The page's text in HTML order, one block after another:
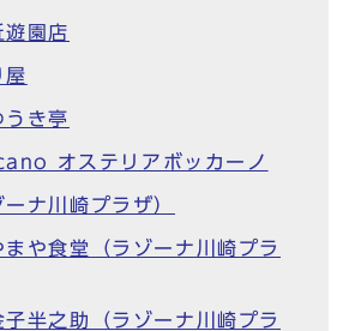
遊園店
屋
き亭
オステリアボッカーノ
ナ川崎プラザ）
や食堂（ラゾーナ川崎プラ
半之助（ラゾーナ川崎プラ